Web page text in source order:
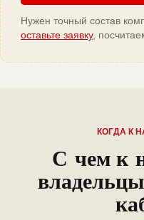
Нужен точный состав
оставьте заявку,
КОГДА К
С чем к